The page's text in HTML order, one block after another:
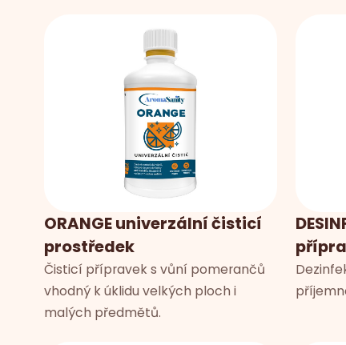
ORANGE univerzální čisticí
prostředek
Čisticí přípravek s vůní pomerančů
vhodný k úklidu velkých ploch i
malých předmětů.